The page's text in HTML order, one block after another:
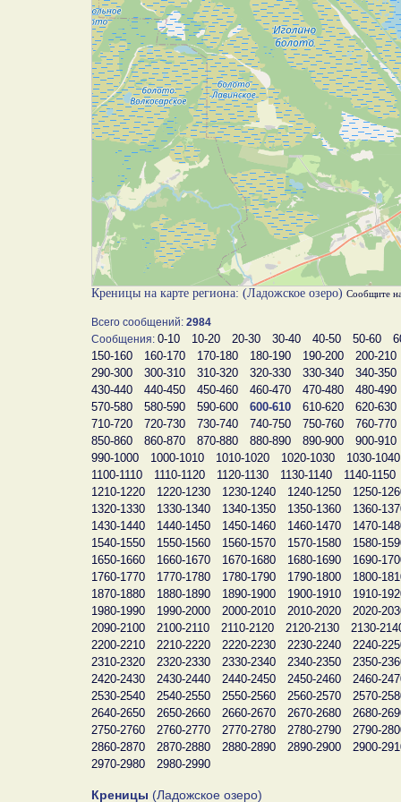
Креницы на карте региона: (Ладожское озеро) Сообщите
Всего сообщений: 2984
Сообщения: 0-10 10-20 20-30 30-40 40-50 50-60
150-160
160-170 170-180 180-190 190-200
200-210
290-300
300-310 310-320 320-330 330-340
340-350
430-440
440-450 450-460 460-470 470-480
480-490
570-580
580-590 590-600 600-610 610-620
620-630
710-720
720-730 730-740 740-750 750-760
760-770
850-860
860-870 870-880 880-890 890-900
900-910
990-1000
1000-1010 1010-1020 1020-1030
1030-1040
1100-1110
1110-1120 1120-1130 1130-1140
1140-1150
1210-1220
1220-1230 1230-1240 1240-1250
1250-
1320-1330
1330-1340 1340-1350 1350-1360
1360-
1430-1440
1440-1450 1450-1460 1460-1470
1470-
1540-1550
1550-1560 1560-1570 1570-1580
1580-
1650-1660
1660-1670 1670-1680 1680-1690
1690-
1760-1770
1770-1780 1780-1790 1790-1800
1800-
1870-1880
1880-1890 1890-1900 1900-1910
1910-
1980-1990
1990-2000 2000-2010 2010-2020
2020-
2090-2100
2100-2110 2110-2120 2120-2130
2130-
2200-2210
2210-2220 2220-2230 2230-2240
2240-
2310-2320
2320-2330 2330-2340 2340-2350
2350-
2420-2430
2430-2440 2440-2450 2450-2460
2460-
2530-2540
2540-2550 2550-2560 2560-2570
2570-
2640-2650
2650-2660 2660-2670 2670-2680
2680-
2750-2760
2760-2770 2770-2780 2780-2790
2790-
2860-2870
2870-2880 2880-2890 2890-2900
2900-
2970-2980
2980-2990
Креницы (Ладожское озеро)